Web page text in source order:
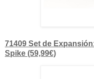
71409 Set de
Spike (59,99€)